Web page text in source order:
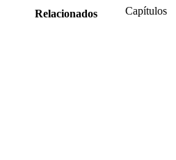
Relacionados Capítulos